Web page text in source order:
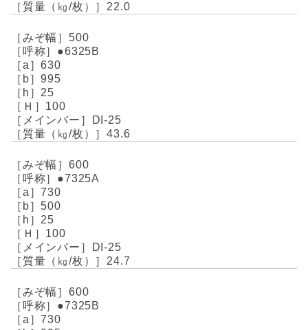
22.0
500
●6325B
630
995
25
100
DI-25
43.6
600
●7325A
730
500
25
100
DI-25
24.7
600
●7325B
730